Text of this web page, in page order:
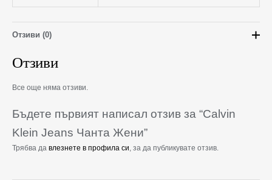
Отзиви (0)
Отзиви
Все още няма отзиви.
Бъдете първият написал отзив за “Calvin
Klein Jeans Чанта Жени”
Трябва да влезнете в профила си , за да публикувате отзив.